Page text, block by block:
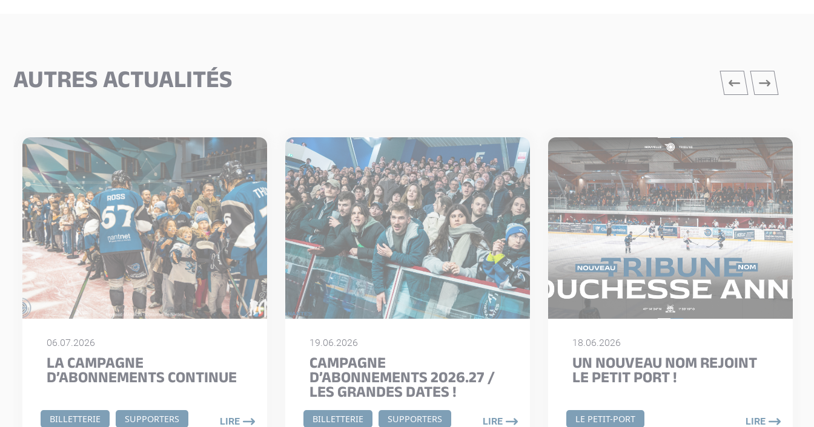
AUTRES ACTUALITÉS
BILLETTERIE SUPPORTERS
06.07.2026
LA CAMPAGNE
D’ABONNEMENTS CONTINUE
LIRE BILLETTERIE SUPPORTERS
19.06.2026
CAMPAGNE
D’ABONNEMENTS 2026.27 /
LES GRANDES DATES !
LIRE LE PETIT-PORT
18.06.2026
UN NOUVEAU NOM REJOINT
LE PETIT PORT !
LIRE